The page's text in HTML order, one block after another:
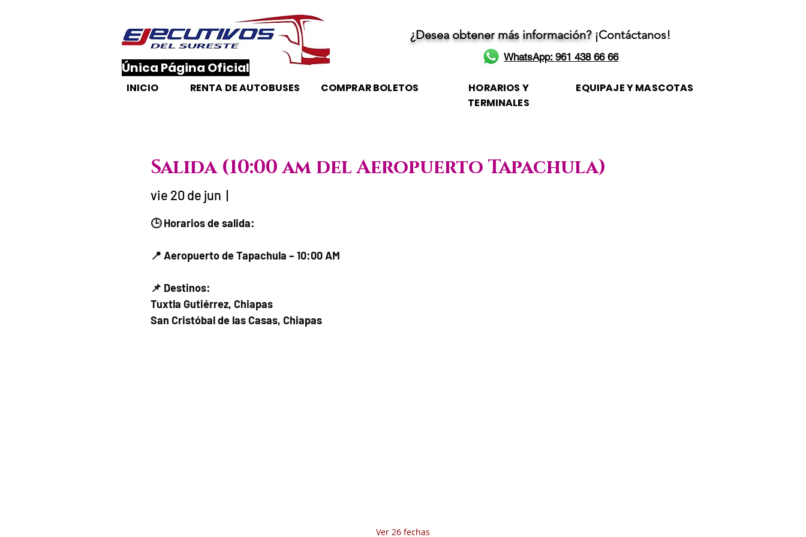
​Única Página Oficial
¿Desea obtener más información? ¡Contáctanos!
WhatsApp: 961 438 66 66
INICIO RENTA DE AUTOBUSES COMPRAR BOLETOS
HORARIOS Y
TERMINALES
EQUIPAJE Y MASCOTAS
Salida (10:00 am del Aeropuerto Tapachula)
vie 20 de jun
  |
🕒 Horarios de salida:
📍 Aeropuerto de Tapachula – 10:00 AM
📌 Destinos:
Tuxtla Gutiérrez, Chiapas
San Cristóbal de las Casas, Chiapas
Ver 26 fechas